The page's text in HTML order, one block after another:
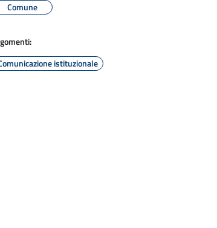
Comune
istituzionale